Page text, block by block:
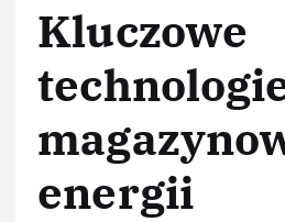
Kluczowe
energii